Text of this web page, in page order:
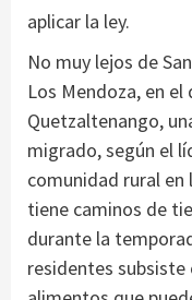
aplicar la ley.
No muy lejos de
Los Mendoza, en
Quetzaltenango,
migrado, según el
comunidad rural en
tiene caminos de
durante la
residentes